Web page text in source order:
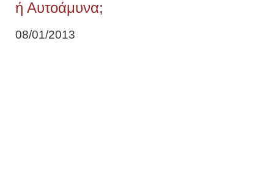
ή Αυτοάμυνα;
08/01/2013